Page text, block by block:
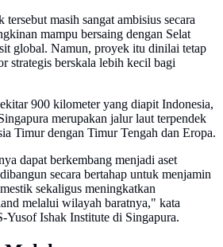
masih sangat ambisius secara
mampu bersaing dengan Selat
global. Namun, proyek itu dinilai tetap
strategis berskala lebih kecil bagi
900 kilometer yang diapit Indonesia,
merupakan jalur laut terpendek
Timur dengan Timur Tengah dan Eropa.
dapat berkembang menjadi aset
secara bertahap untuk menjamin
sekaligus meningkatkan
melalui wilayah baratnya," kata
Ishak Institute di Singapura.